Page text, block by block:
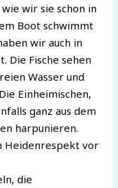
wir sie schon in
Boot schwimmt
wir auch in
Die Fische sehen
Wasser und
Einheimischen,
ganz aus dem
harpunieren.
Heidenrespekt vor
die